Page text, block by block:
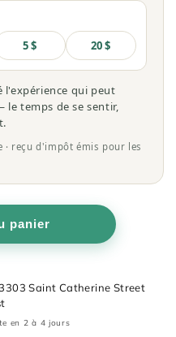
séchée
en
vrac
5 $ 20 $
l'expérience qui peut
le temps de se sentir,
· reçu d'impôt émis pour les
panier
Saint Catherine Street
en 2 à 4 jours